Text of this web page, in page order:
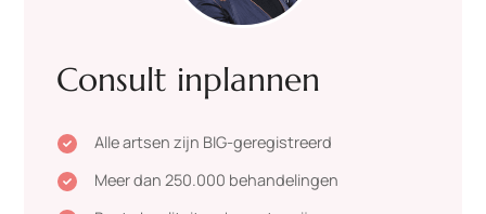
Consult inplannen
 Alle artsen zijn BIG-geregistreerd

Meer dan 250.000 behandelingen